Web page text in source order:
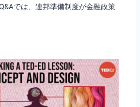
では、連邦準備制度が金融政策